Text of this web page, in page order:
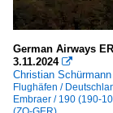
German Airways
3.11.2024 
Christian Schürmann
Flughäfen /
Embraer / 190 (190-